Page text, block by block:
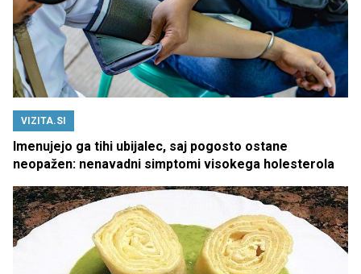
VIZITA.SI
Imenujejo ga tihi ubijalec, saj pogosto ostane
neopažen: nenavadni simptomi visokega holesterola